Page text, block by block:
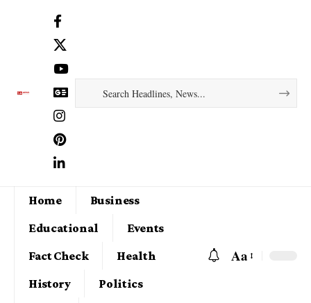
Home
Business
Educational
Events
Fact Check
Health
History
Politics
Aa